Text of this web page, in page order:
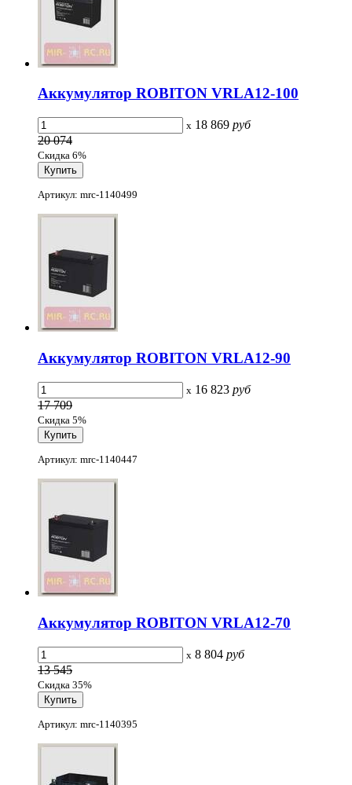
Аккумулятор ROBITON VRLA12-100
x 18 869 руб
20 074
Скидка 6%
Артикул: mrc-1140499
Аккумулятор ROBITON VRLA12-90
x 16 823 руб
17 709
Скидка 5%
Артикул: mrc-1140447
Аккумулятор ROBITON VRLA12-70
x 8 804 руб
13 545
Скидка 35%
Артикул: mrc-1140395